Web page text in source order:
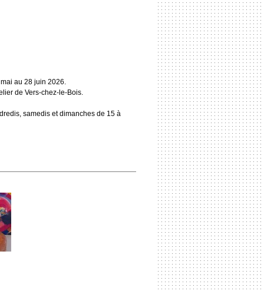
au 28 juin 2026.
de Vers-chez-le-Bois.
samedis et dimanches de 15 à